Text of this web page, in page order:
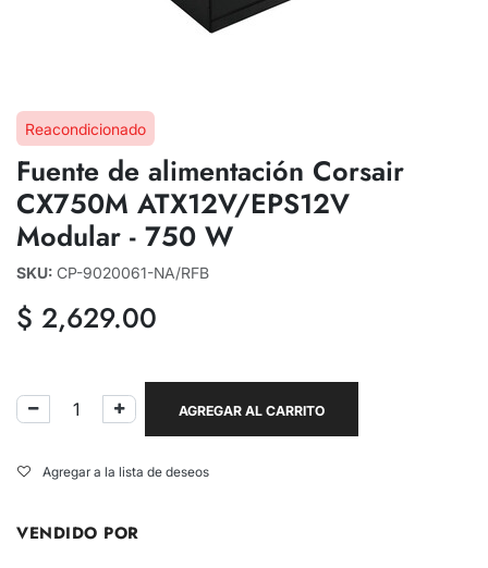
Reacondicionado
Fuente de alimentación Corsair
CX750M ATX12V/EPS12V
Modular - 750 W
SKU: CP-9020061-NA/RFB
$ 2,629.00
AGREGAR AL CARRITO
Agregar a la lista de deseos
VENDIDO POR